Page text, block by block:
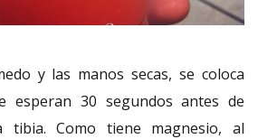
y las manos secas, se coloca
esperan 30 segundos antes de
tibia. Como tiene magnesio, al